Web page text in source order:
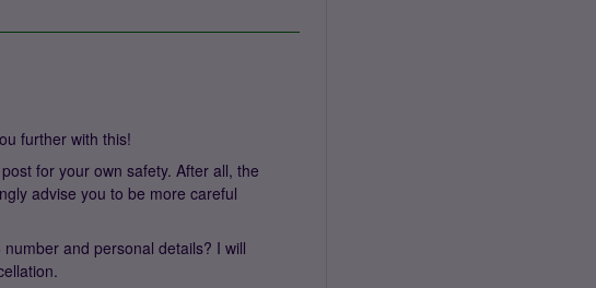
further with this!
for your own safety. After all, the
advise you to be more careful
and personal details? I will